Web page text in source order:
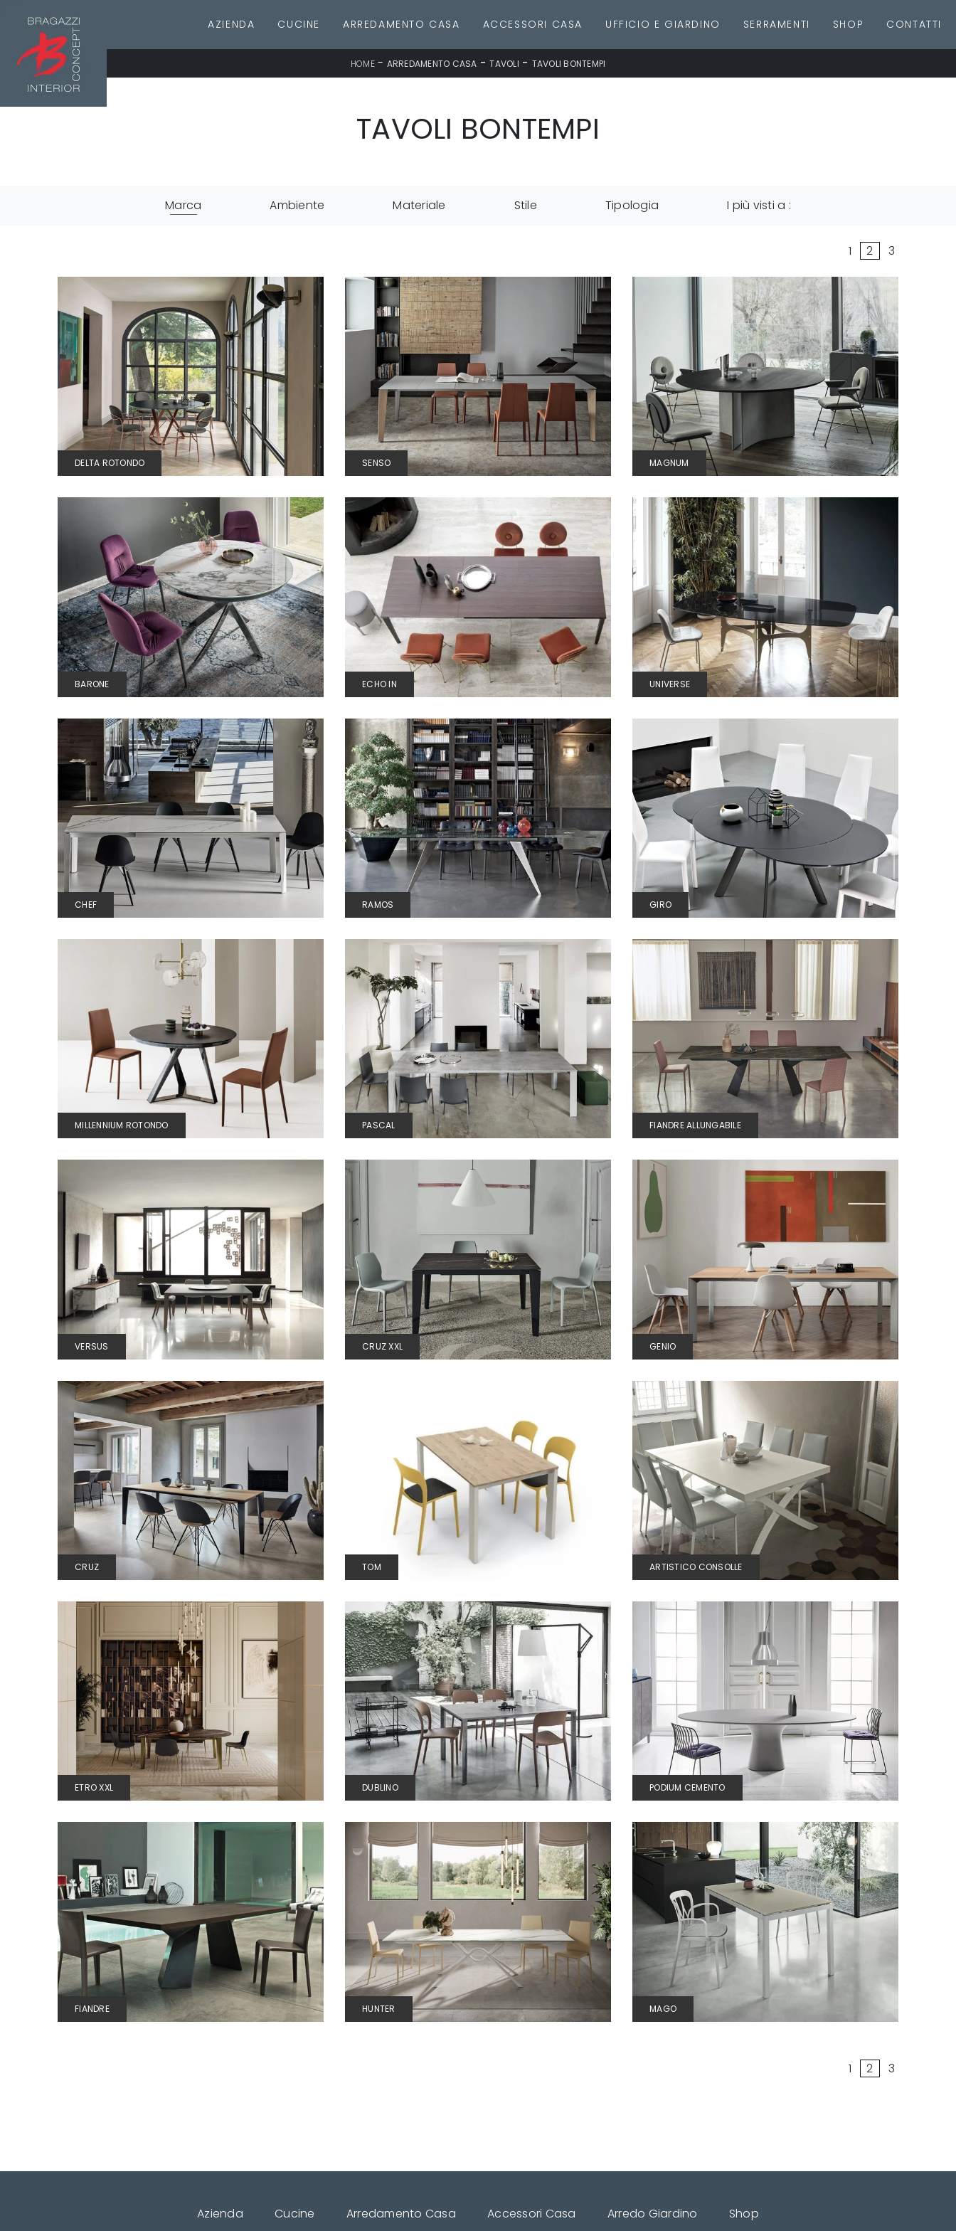
AZIENDA CUCINE ARREDAMENTO CASA ACCESSORI CASA UFFICIO E GIARDINO SERRAMENTI SHOP CONTATTI
HOME- ARREDAMENTO CASA -TAVOLI - TAVOLI BONTEMPI
TAVOLI BONTEMPI
Marca Ambiente Materiale Stile Tipologia I più visti a :
1 2 3
DELTA ROTONDO SENSO MAGNUM
BARONE ECHO IN UNIVERSE
CHEF RAMOS GIRO
MILLENNIUM ROTONDO PASCAL FIANDRE ALLUNGABILE
VERSUS CRUZ XXL GENIO
CRUZ TOM ARTISTICO CONSOLLE
ETRO XXL DUBLINO PODIUM CEMENTO
FIANDRE HUNTER MAGO
1 2 3
Azienda Cucine Arredamento Casa Accessori Casa Arredo Giardino Shop